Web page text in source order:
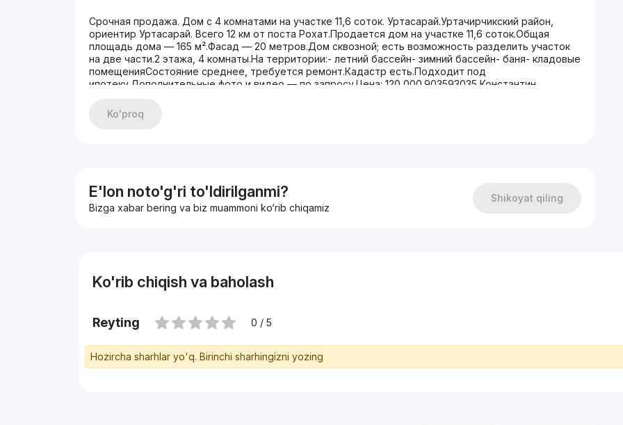
Срочная продажа. Дом с 4 комнатами на участке 11,6 соток. Уртасарай.Уртачирчикский район,
ориентир Уртасарай. Всего 12 км от поста Рохат.Продается дом на участке 11,6 соток.Общая
площадь дома — 165 м².Фасад — 20 метров.Дом сквозной; есть возможность разделить участок
на две части.2 этажа, 4 комнаты.На территории:- летний бассейн- зимний бассейн- баня- кладовые
помещенияСостояние среднее, требуется ремонт.Кадастр есть.Подходит под
ипотеку.Дополнительные фото и видео — по запросу.Цена: 120 000.903593035 Константин
Ko'proq
E'lon noto'g'ri to'ldirilganmi?
Bizga xabar bering va biz muammoni ko‘rib chiqamiz
Shikoyat qiling
Ko'rib chiqish va baholash
Reyting 0 / 5
Hozircha sharhlar yo'q. Birinchi sharhingizni yozing